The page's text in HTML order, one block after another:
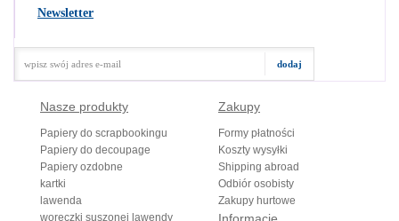
Newsletter
Nasze produkty
Papiery do scrapbookingu
Papiery do decoupage
Papiery ozdobne
kartki
lawenda
woreczki suszonej lawendy
Zakupy
Formy płatności
Koszty wysyłki
Shipping abroad
Odbiór osobisty
Zakupy hurtowe